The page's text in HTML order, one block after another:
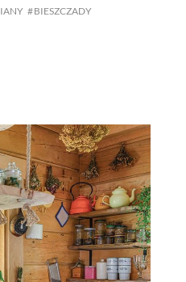
BIESZCZADY
DOMOWE
W NATURZE